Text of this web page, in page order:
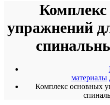
упражнений
материалы
Комплекс основных